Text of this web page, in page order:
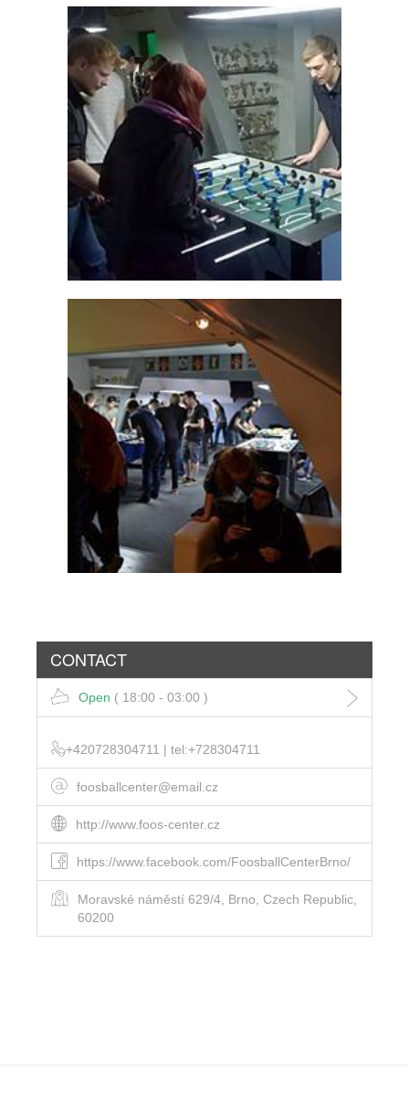
CONTACT
Open ( 18:00 - 03:00 )
+420728304711 | tel:+728304711
foosballcenter@email.cz
http://www.foos-center.cz
https://www.facebook.com/FoosballCenterBrno/
Moravské náměstí 629/4, Brno, Czech Republic,
60200